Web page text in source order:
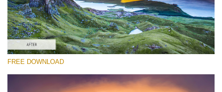
무료 다운로드
FREE DOWNLOAD